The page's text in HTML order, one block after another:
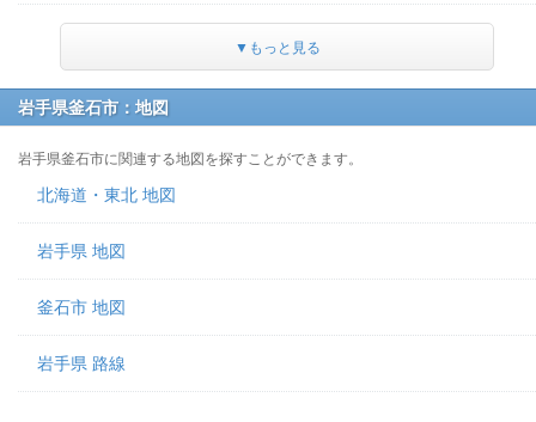
▼もっと見る
岩手県釜石市：地図
岩手県釜石市に関連する地図を探すことができます。
北海道・東北 地図
岩手県 地図
釜石市 地図
岩手県 路線